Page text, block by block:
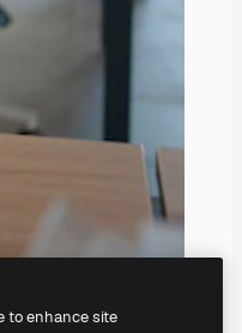
to enhance site